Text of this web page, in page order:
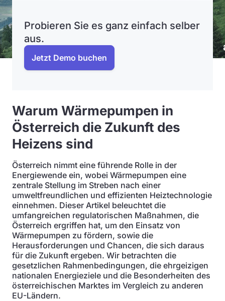
Probieren Sie es ganz einfach selber
aus.
Jetzt Demo buchen
Warum Wärmepumpen in
Österreich die Zukunft des
Heizens sind
Österreich nimmt eine führende Rolle in der
Energiewende ein, wobei Wärmepumpen eine
zentrale Stellung im Streben nach einer
umweltfreundlichen und effizienten Heiztechnologie
einnehmen. Dieser Artikel beleuchtet die
umfangreichen regulatorischen Maßnahmen, die
Österreich ergriffen hat, um den Einsatz von
Wärmepumpen zu fördern, sowie die
Herausforderungen und Chancen, die sich daraus
für die Zukunft ergeben. Wir betrachten die
gesetzlichen Rahmenbedingungen, die ehrgeizigen
nationalen Energieziele und die Besonderheiten des
österreichischen Marktes im Vergleich zu anderen
EU-Ländern.